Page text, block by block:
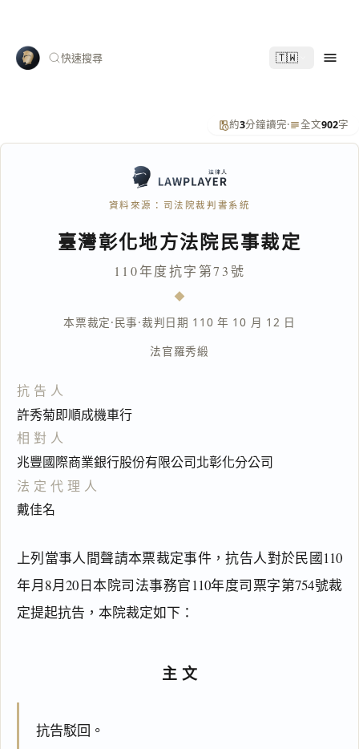
快速搜尋 🇹🇼
約3分鐘讀完· 全文902字
資料來源：司法院裁判書系統
臺灣彰化地方法院民事裁定
110年度抗字第73號
本票裁定·民事·裁判日期 110 年 10 月 12 日
法官羅秀緞
抗告人
許秀菊即順成機車行
相對人
兆豐國際商業銀行股份有限公司北彰化分公司
法定代理人
戴佳名
上列當事人間聲請本票裁定事件，抗告人對於民國110
年月8月20日本院司法事務官110年度司票字第754號裁
定提起抗告，本院裁定如下：
主文
抗告駁回。